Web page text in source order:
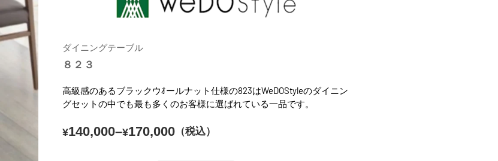
ダイニングテーブル
８２３
高級感のあるブラックウｵールナット仕様の823はWeDOStyleのダイニン
グセットの中でも最も多くのお客様に選ばれている一品です。
¥140,000–¥170,000（税込）